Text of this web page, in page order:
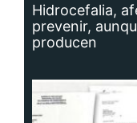
Hidrocefalia,
prevenir,
producen